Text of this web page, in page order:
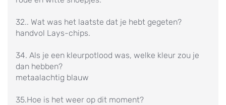
32.. Wat was het laatste dat je hebt gegeten?
handvol Lays-chips.
34. Als je een kleurpotlood was, welke kleur zou je
dan hebben?
metaalachtig blauw
35.Hoe is het weer op dit moment?